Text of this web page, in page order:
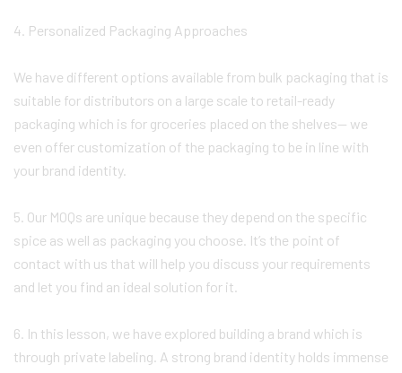
4. Personalized Packaging Approaches
We have different options available from bulk packaging that is
suitable for distributors on a large scale to retail-ready
packaging which is for groceries placed on the shelves— we
even offer customization of the packaging to be in line with
your brand identity.
5. Our MOQs are unique because they depend on the specific
spice as well as packaging you choose. It’s the point of
contact with us that will help you discuss your requirements
and let you find an ideal solution for it.
6. In this lesson, we have explored building a brand which is
through private labeling. A strong brand identity holds immense